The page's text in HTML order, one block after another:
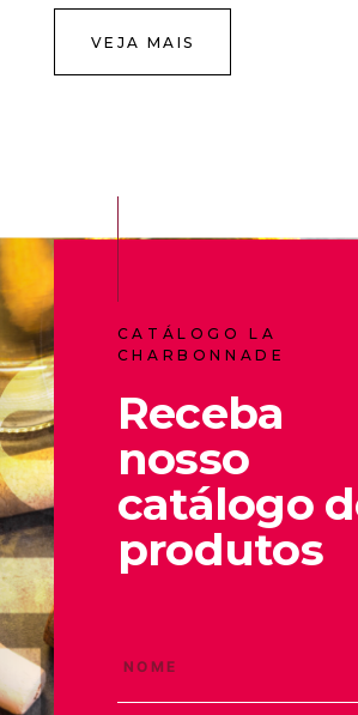
VEJA MAIS
CATÁLOGO LA
CHARBONNADE
Receba
nosso
catálogo
produtos